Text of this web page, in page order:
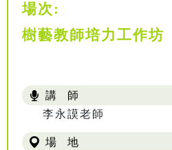
場次:
樹藝教師培力工作坊
講 師
李永謨老師
場 地